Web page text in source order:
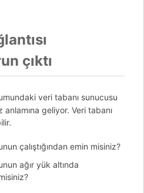
çıktı
veri tabanı sunucusu
geliyor. Veri tabanı
çalıştığından emin misiniz?
ağır yük altında